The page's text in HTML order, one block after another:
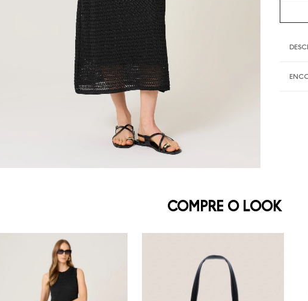
COMPRE O LOOK